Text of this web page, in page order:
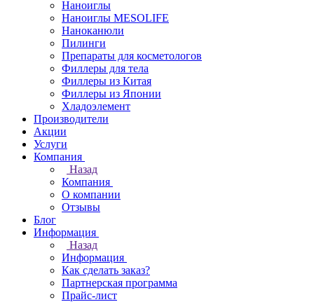
Наноиглы
Наноиглы MESOLIFE
Наноканюли
Пилинги
Препараты для косметологов
Филлеры для тела
Филлеры из Китая
Филлеры из Японии
Хладоэлемент
Производители
Акции
Услуги
Компания
Назад
Компания
О компании
Отзывы
Блог
Информация
Назад
Информация
Как сделать заказ?
Партнерская программа
Прайс-лист